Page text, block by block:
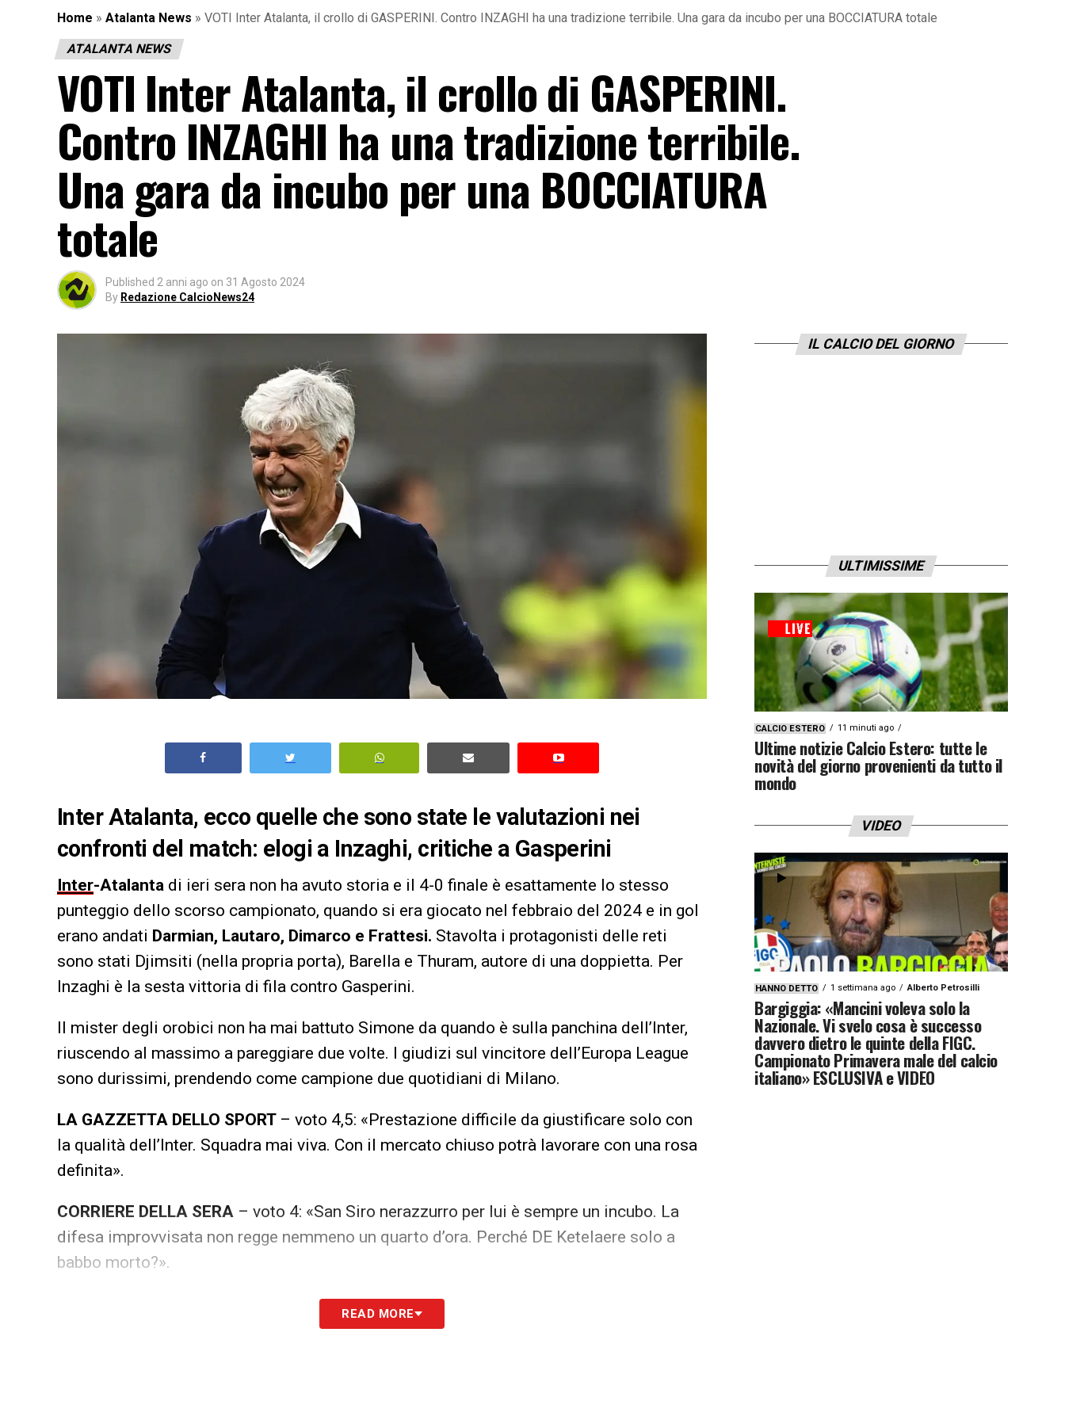
Home » Atalanta News » VOTI Inter Atalanta, il crollo di GASPERINI. Contro INZAGHI ha una tradizione terribile. Una gara da incubo per una BOCCIATURA totale
ATALANTA NEWS
VOTI Inter Atalanta, il crollo di GASPERINI.
Contro INZAGHI ha una tradizione terribile.
Una gara da incubo per una BOCCIATURA
totale
Published 2 anni ago on 31 Agosto 2024
By Redazione CalcioNews24
Inter Atalanta, ecco quelle che sono state le valutazioni nei
confronti del match: elogi a Inzaghi, critiche a Gasperini
Inter-Atalanta di ieri sera non ha avuto storia e il 4-0 finale è esattamente lo stesso
punteggio dello scorso campionato, quando si era giocato nel febbraio del 2024 e in gol
erano andati Darmian, Lautaro, Dimarco e Frattesi. Stavolta i protagonisti delle reti
sono stati Djimsiti (nella propria porta), Barella e Thuram, autore di una doppietta. Per
Inzaghi è la sesta vittoria di fila contro Gasperini.
Il mister degli orobici non ha mai battuto Simone da quando è sulla panchina dell’Inter,
riuscendo al massimo a pareggiare due volte. I giudizi sul vincitore dell’Europa League
sono durissimi, prendendo come campione due quotidiani di Milano.
LA GAZZETTA DELLO SPORT – voto 4,5: «Prestazione difficile da giustificare solo con
la qualità dell’Inter. Squadra mai viva. Con il mercato chiuso potrà lavorare con una rosa
definita».
CORRIERE DELLA SERA – voto 4: «San Siro nerazzurro per lui è sempre un incubo. La
difesa improvvisata non regge nemmeno un quarto d’ora. Perché DE Ketelaere solo a
babbo morto?».
LA PLAYLIST DELLE NOSTRE TOP NEWSREAD MORE
IL CALCIO DEL GIORNO
ULTIMISSIME
CALCIO ESTERO 11 minuti ago
Ultime notizie Calcio Estero: tutte le
novità del giorno provenienti da tutto il
mondo
VIDEO
HANNO DETTO 1 settimana ago Alberto Petrosilli
Bargiggia: «Mancini voleva solo la
Nazionale. Vi svelo cosa è successo
davvero dietro le quinte della FIGC.
Campionato Primavera male del calcio
italiano» ESCLUSIVA e VIDEO